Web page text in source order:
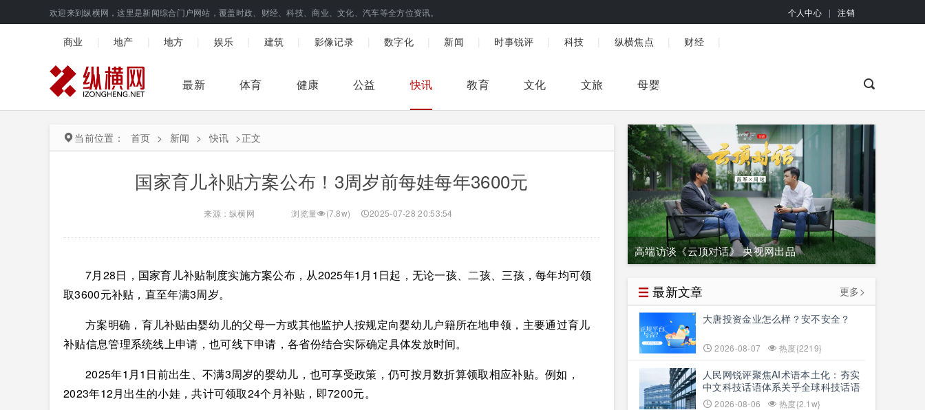
欢迎来到纵横网，这里是新闻综合门户网站，覆盖时政、财经、科技、商业、文化、汽车等全方位资讯。 个人中心 | 注销
商业 地产 地方 娱乐 建筑 影像记录 数字化 新闻 时事锐评 科技 纵横焦点 财经
最新 体育 健康 公益 快讯 教育 文化 文旅 母婴
当前位置： 首页 > 新闻 > 快讯 >正文
国家育儿补贴方案公布！3周岁前每娃每年3600元
来源：纵横网 浏览量 (7.8w) 2025-07-28 20:53:54
7月28日，国家育儿补贴制度实施方案公布，从2025年1月1日起，无论一孩、二孩、三孩，每年均可领
取3600元补贴，直至年满3周岁。
方案明确，育儿补贴由婴幼儿的父母一方或其他监护人按规定向婴幼儿户籍所在地申领，主要通过育儿
补贴信息管理系统线上申请，也可线下申请，各省份结合实际确定具体发放时间。
2025年1月1日前出生、不满3周岁的婴幼儿，也可享受政策，仍可按月数折算领取相应补贴。例如，
2023年12月出生的小娃，共计可领取24个月补贴，即7200元。
高端访谈《云顶对话》 央视网出品
最新文章
更多>
大唐投资金业怎么样？安不安全？
2026-08-07 热度{2219}
人民网锐评聚焦AI术语本土化：夯实
中文科技话语体系关乎全球科技话语
权争夺
2026-08-06 热度{2.1w}